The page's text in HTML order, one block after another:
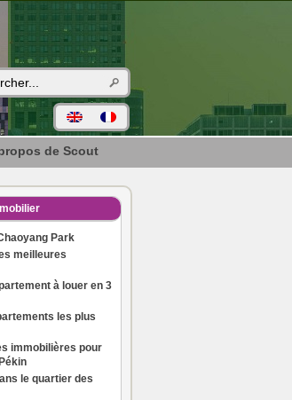
de Scout
Park
meilleures
à louer en 3
les plus
immobilières pour
le quartier des